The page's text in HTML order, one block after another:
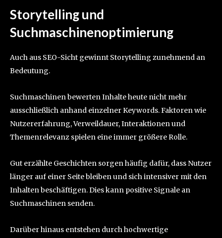
Storytelling und
Suchmaschinenoptimierung
Auch aus SEO-Sicht gewinnt Storytelling zunehmend an
Bedeutung.
Suchmaschinen bewerten Inhalte heute nicht mehr
ausschließlich anhand einzelner Keywords. Faktoren wie
Nutzererfahrung, Verweildauer, Interaktionen und
Themenrelevanz spielen eine immer größere Rolle.
Gut erzählte Geschichten sorgen häufig dafür, dass Nutzer
länger auf einer Seite bleiben und sich intensiver mit den
Inhalten beschäftigen. Dies kann positive Signale an
Suchmaschinen senden.
Darüber hinaus entstehen durch hochwertige